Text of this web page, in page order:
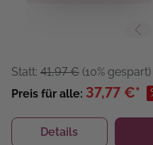
Statt: 41,97 € (10% gespart)
Preis für alle: 37,77 €*
Details